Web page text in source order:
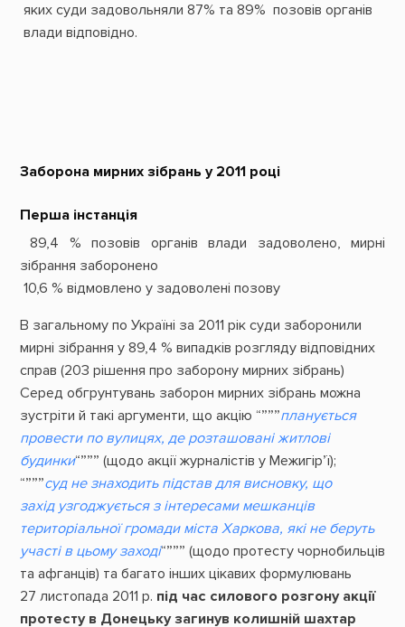
яких суди задовольняли 87% та 89% позовів органів
влади відповідно.
Заборона мирних зібрань у 2011 році
Перша інстанція
89,4 % позовів органів влади задоволено, мирні
зібрання заборонено
10,6 % відмовлено у задоволені позову
В загальному по Україні за 2011 рік суди заборонили
мирні зібрання у 89,4 % випадків розгляду відповідних
справ (203 рішення про заборону мирних зібрань)
Серед обгрунтувань заборон мирних зібрань можна
зустріти й такі аргументи, що акцію “”””планується
провести по вулицях, де розташовані житлові
будинки“””” (щодо акції журналістів у Межигір’ї);
“”””суд не знаходить підстав для висновку, що
захід узгоджується з інтересами мешканців
територіальної громади міста Харкова, які не беруть
участі в цьому заході“””” (щодо протесту чорнобильців
та афганців) та багато інших цікавих формулювань
27 листопада 2011 р. під час силового розгону акції
протесту в Донецьку загинув колишній шахтар